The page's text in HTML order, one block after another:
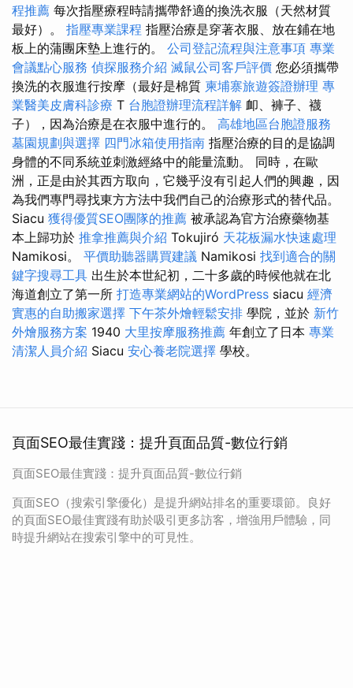
程推薦 每次指壓療程時請攜帶舒適的換洗衣服（天然材質
最好）。 指壓專業課程 指壓治療是穿著衣服、放在鋪在地
板上的蒲團床墊上進行的。 公司登記流程與注意事項 專業
會議點心服務 偵探服務介紹 滅鼠公司客戶評價 您必須攜帶
換洗的衣服進行按摩（最好是棉質 柬埔寨旅遊簽證辦理 專
業醫美皮膚科診療 T 台胞證辦理流程詳解 卹、褲子、襪
子），因為治療是在衣服中進行的。 高雄地區台胞證服務
墓園規劃與選擇 四門冰箱使用指南 指壓治療的目的是協調
身體的不同系統並刺激經絡中的能量流動。 同時，在歐
洲，正是由於其西方取向，它幾乎沒有引起人們的興趣，因
為我們專門尋找東方方法中我們自己的治療形式的替代品。
Siacu 獲得優質SEO團隊的推薦 被承認為官方治療藥物基
本上歸功於 推拿推薦與介紹 Tokujiró 天花板漏水快速處理
Namikosi。 平價助聽器購買建議 Namikosi 找到適合的關
鍵字搜尋工具 出生於本世紀初，二十多歲的時候他就在北
海道創立了第一所 打造專業網站的WordPress siacu 經濟
實惠的自助搬家選擇 下午茶外燴輕鬆安排 學院，並於 新竹
外燴服務方案 1940 大里按摩服務推薦 年創立了日本 專業
清潔人員介紹 Siacu 安心養老院選擇 學校。
頁面SEO最佳實踐：提升頁面品質-數位行銷
頁面SEO最佳實踐：提升頁面品質-數位行銷
頁面SEO（搜索引擎優化）是提升網站排名的重要環節。良好
的頁面SEO最佳實踐有助於吸引更多訪客，增強用戶體驗，同
時提升網站在搜索引擎中的可見性。